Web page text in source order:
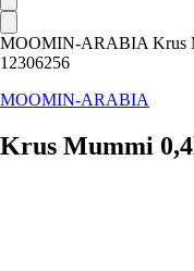
MOOMIN-ARABIA Krus
12306256
MOOMIN-ARABIA
Krus Mummi